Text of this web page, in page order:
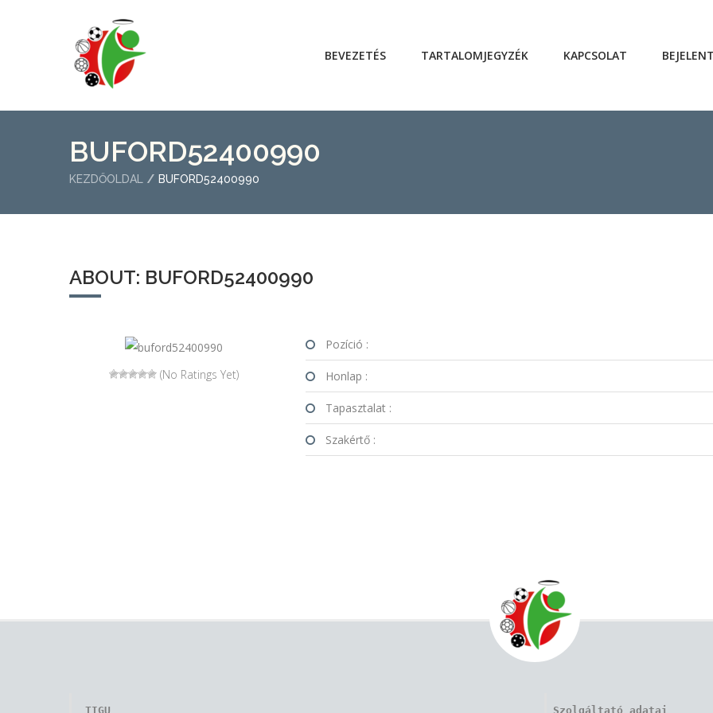
BEVEZETÉS TARTALOMJEGYZÉK KAPCSOLAT
BUFORD52400990
KEZDŐOLDAL BUFORD52400990
ABOUT: BUFORD52400990
(No Ratings Yet)
Pozíció :
Honlap :
Tapasztalat :
Szakértő :
TIGU Szolgáltató adatai